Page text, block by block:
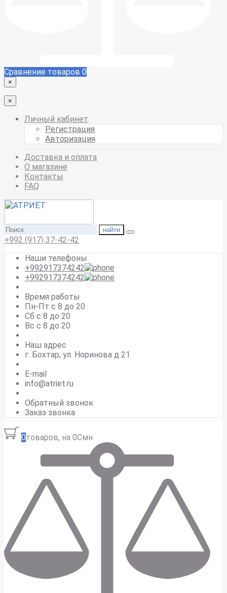
Сравнение товаров 0
×
×
Личный кабинет
Регистрация
Авторизация
Доставка и оплата
О магазине
Контакты
FAQ
найти
+992 (917) 37-42-42
Наши телефоны
+992917374242
+992917374242
Время работы
Пн-Пт с 8 до 20
Сб с 8 до 20
Вс c 8 до 20
Наш адрес
г. Бохтар, ул. Норинова д 21
E-mail
info@atriet.ru
Обратный звонок
Заказ звонка
0товаров, на 0Смн